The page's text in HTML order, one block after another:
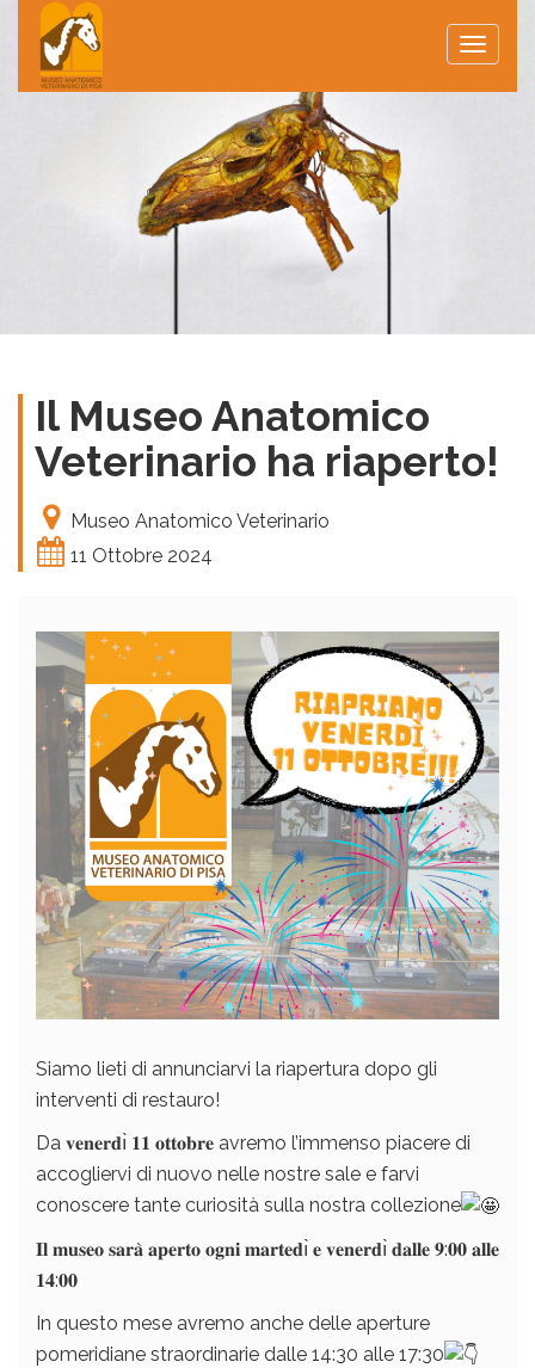
Toggle
Il Museo Anatomico
Veterinario ha riaperto!
Museo Anatomico Veterinario
11 Ottobre 2024
Siamo lieti di annunciarvi la riapertura dopo gli
interventi di restauro!
Da 𝐯𝐞𝐧𝐞𝐫𝐝ı̀ 𝟏𝟏 𝐨𝐭𝐭𝐨𝐛𝐫𝐞 avremo l’immenso piacere di
accogliervi di nuovo nelle nostre sale e farvi
conoscere tante curiosità sulla nostra collezione
𝐈𝐥 𝐦𝐮𝐬𝐞𝐨 𝐬𝐚𝐫𝐚̀ 𝐚𝐩𝐞𝐫𝐭𝐨 𝐨𝐠𝐧𝐢 𝐦𝐚𝐫𝐭𝐞𝐝ı̀ 𝐞 𝐯𝐞𝐧𝐞𝐫𝐝ı̀ 𝐝𝐚𝐥𝐥𝐞 𝟗:𝟎𝟎 𝐚𝐥𝐥𝐞
𝟏𝟒:𝟎𝟎
In questo mese avremo anche delle aperture
pomeridiane straordinarie dalle 14:30 alle 17:30